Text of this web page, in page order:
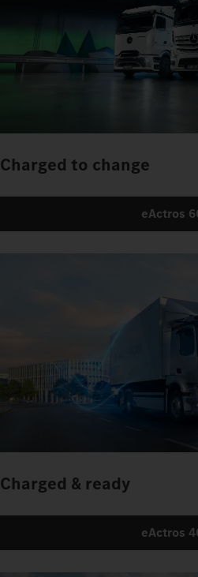
Charged to change
eActros
Charged & ready
eActros